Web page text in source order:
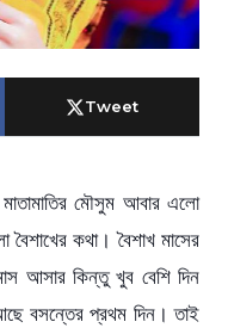
Tweet
মাতামাতির মৌসুম আবার এলো
বৈশাখের কথা। বৈশাখ মাসের
আসার কিন্তু খুব বেশি দিন
বসন্তের প্রথম দিন। তাই